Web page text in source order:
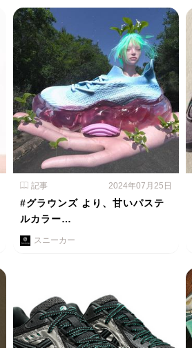
記事 2024年07月25日
#グラウンズ より、甘いパステ
ルカラー…
スニーカー